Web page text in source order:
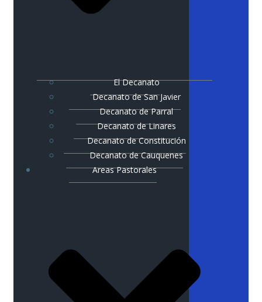
El Decanato
Decanato de San Javier
Decanato de Parral
Decanato de Linares
Decanato de Constitución
Decanato de Cauquenes
Areas Pastorales